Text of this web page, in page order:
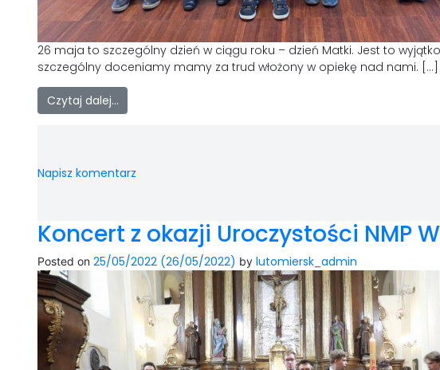
26 maja to szczególny dzień w ciągu roku – dzień Matki. Jest to
szczególny doceniamy mamy za trud włożony w opiekę nad nami. […]
Czytaj dalej…
Napisz komentarz
Koncert z okazji Uroczystości NMP
Posted on 25/05/2022 (26/05/2022) by lutomiersk_admin